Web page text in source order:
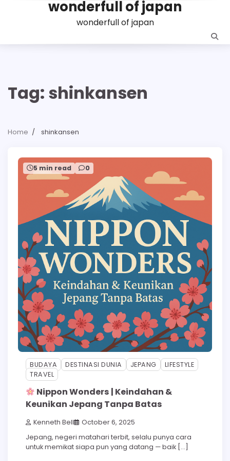
wonderfull of japan
wonderfull of japan
Tag: shinkansen
Home shinkansen
5 min read 0
BUDAYA DESTINASI DUNIA JEPANG
LIFESTYLE
TRAVEL
Nippon Wonders | Keindahan &
Keunikan Jepang Tanpa Batas
Kenneth Bell October 6, 2025
Jepang, negeri matahari terbit, selalu punya cara
untuk memikat siapa pun yang datang — baik […]